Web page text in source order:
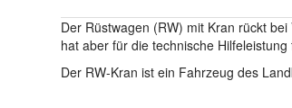
Der Rüstwagen (RW) mit Kran rückt
hat aber für die technische
Der RW-Kran ist ein Fahrzeug des